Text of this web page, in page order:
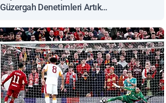
Güzergah Denetimleri Artık